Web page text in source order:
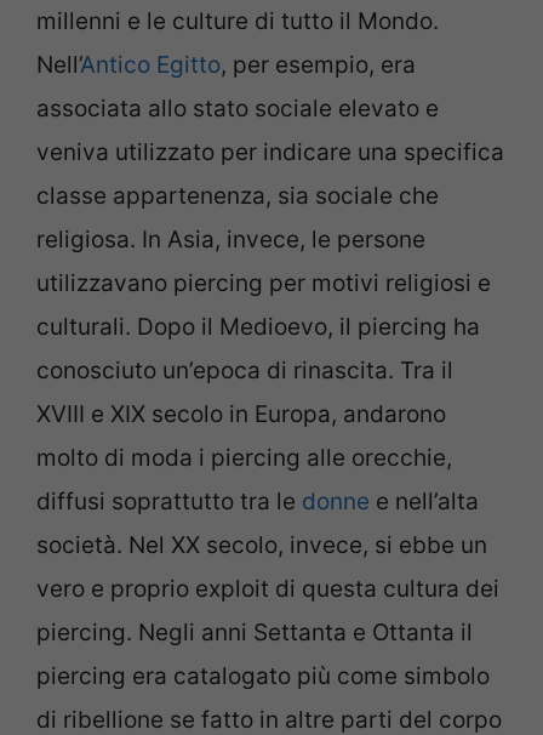
millenni e le culture di tutto il Mondo.
Nell’Antico Egitto, per esempio, era
associata allo stato sociale elevato e
veniva utilizzato per indicare una specifica
classe appartenenza, sia sociale che
religiosa. In Asia, invece, le persone
utilizzavano piercing per motivi religiosi e
culturali. Dopo il Medioevo, il piercing ha
conosciuto un’epoca di rinascita. Tra il
XVIII e XIX secolo in Europa, andarono
molto di moda i piercing alle orecchie,
diffusi soprattutto tra le donne e nell’alta
società. Nel XX secolo, invece, si ebbe un
vero e proprio exploit di questa cultura dei
piercing. Negli anni Settanta e Ottanta il
piercing era catalogato più come simbolo
di ribellione se fatto in altre parti del corpo